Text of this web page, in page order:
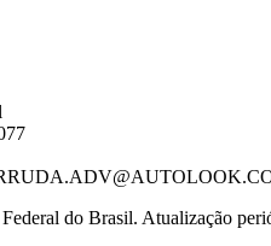
do Brasil. Atualização